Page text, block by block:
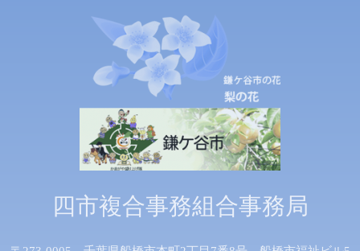
四市複合事務組合事務局